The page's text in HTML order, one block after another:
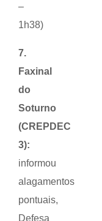
–
1h38)
7.
Faxinal
do
Soturno
(CREPDEC
3):
informou
alagamentos
pontuais,
Defesa